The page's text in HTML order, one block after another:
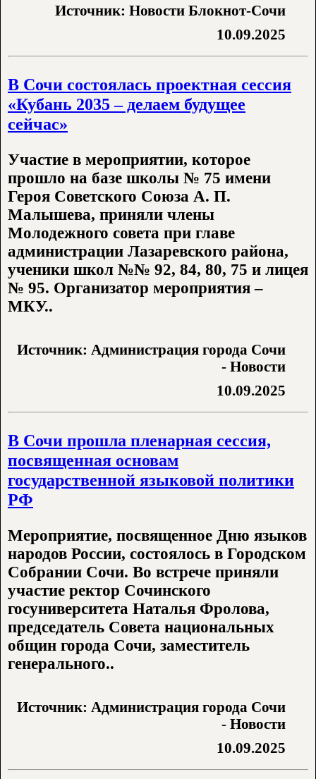
Источник: Новости Блокнот-Сочи
10.09.2025
В Сочи состоялась проектная сессия
«Кубань 2035 – делаем будущее
сейчас»
Участие в мероприятии, которое
прошло на базе школы № 75 имени
Героя Советского Союза А. П.
Малышева, приняли члены
Молодежного совета при главе
администрации Лазаревского района,
ученики школ №№ 92, 84, 80, 75 и лицея
№ 95. Организатор мероприятия –
МКУ..
Источник: Администрация города Сочи
- Новости
10.09.2025
В Сочи прошла пленарная сессия,
посвященная основам
государственной языковой политики
РФ
Мероприятие, посвященное Дню языков
народов России, состоялось в Городском
Собрании Сочи. Во встрече приняли
участие ректор Сочинского
госуниверситета Наталья Фролова,
председатель Совета национальных
общин города Сочи, заместитель
генерального..
Источник: Администрация города Сочи
- Новости
10.09.2025